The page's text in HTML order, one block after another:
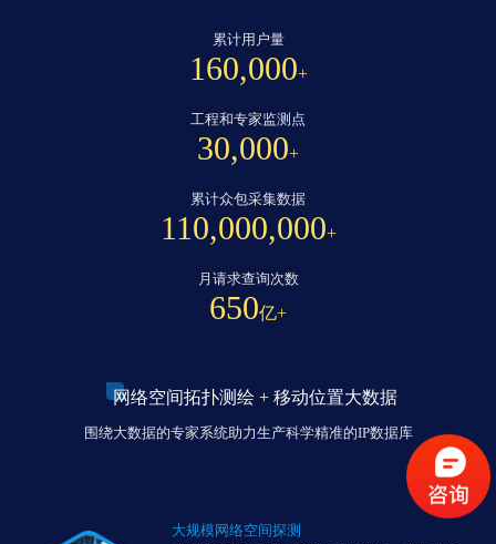
累计用户量
160,000+
工程和专家监测点
30,000+
累计众包采集数据
110,000,000+
月请求查询次数
650亿+
网络空间拓扑测绘 + 移动位置大数据
围绕大数据的专家系统助力生产科学精准的IP数据库
大规模网络空间探测